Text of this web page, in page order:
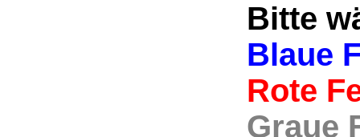
Bitte
Blaue
Rote
Graue